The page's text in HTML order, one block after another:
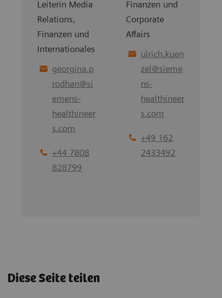
Leiterin Media
Relations,
Finanzen und
Internationales
georgina.p
rodhan@si
emens-
healthineer
s.com
+44 7808
828799
Finanzen und
Corporate
Affairs
ulrich.kuen
zel@sieme
ns-
healthineer
s.com
+49 162
2433492
Diese Seite teilen